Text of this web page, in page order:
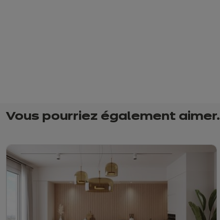
Vous pourriez également